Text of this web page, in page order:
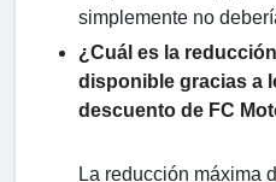
simplemente no
¿Cuál es la
disponible gracias a
descuento de FC
La reducción máxima